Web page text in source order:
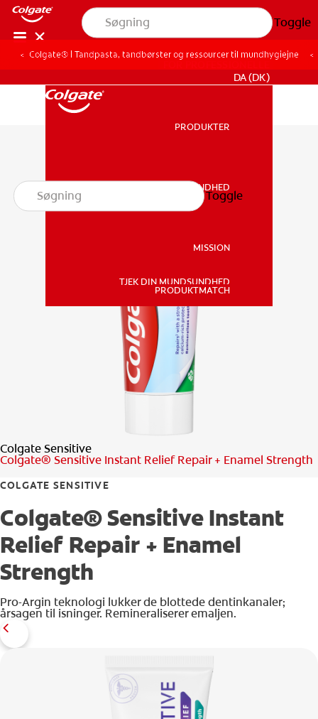
Toggle
MUNDSUNDHED
TJEK DIN MUNDSUNDHED
DA (DK)
PRODUKTER
MUNDSUNDHED
MISSION
TJEK DIN MUNDSUNDHED
PRODUKTMATCH
Toggle
Colgate® | Tandpasta, tandbørster og ressourcer til mundhygiejne
Colgate Sensitive
Colgate® Sensitive Instant Relief Repair + Enamel Strength
COLGATE SENSITIVE
Colgate® Sensitive Instant
Relief Repair + Enamel
Strength
Pro-Argin teknologi lukker de blottede dentinkanaler;
årsagen til isninger. Remineraliserer emaljen.